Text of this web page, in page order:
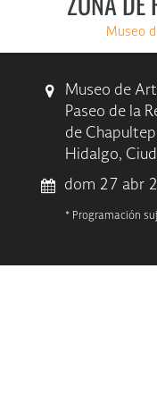
Museo
Museo de
Paseo de la
de
Hidalgo,
dom 27 abr
* Programación